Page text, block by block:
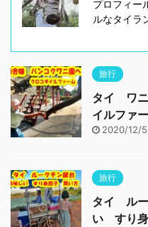
プロフ
ルなタイラ
旅行
タイ ワ
イルファ
2020/12/5
旅行
タイ ル
い すり身